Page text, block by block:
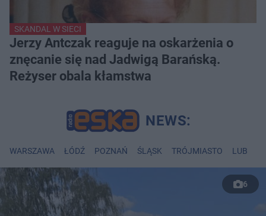
SKANDAL W SIECI
Jerzy Antczak reaguje na oskarżenia o
znęcanie się nad Jadwigą Barańską.
Reżyser obala kłamstwa
WARSZAWA ŁÓDŹ POZNAŃ ŚLĄSK TRÓJMIASTO LUBLIN
6